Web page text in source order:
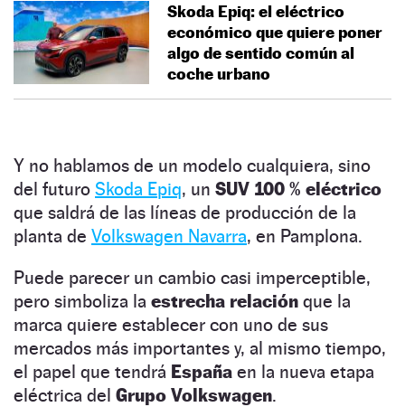
Skoda Epiq: el eléctrico
económico que quiere poner
algo de sentido común al
coche urbano
Y no hablamos de un modelo cualquiera, sino
del futuro Skoda Epiq, un SUV 100 % eléctrico
que saldrá de las líneas de producción de la
planta de Volkswagen Navarra, en Pamplona.
Puede parecer un cambio casi imperceptible,
pero simboliza la estrecha relación que la
marca quiere establecer con uno de sus
mercados más importantes y, al mismo tiempo,
el papel que tendrá España en la nueva etapa
eléctrica del Grupo Volkswagen.